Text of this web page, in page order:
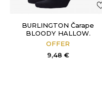
BURLINGTON Čarape
BLOODY HALLOW.
BLACK
OFFER
9,48 €